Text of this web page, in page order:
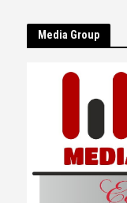
Μedia Group